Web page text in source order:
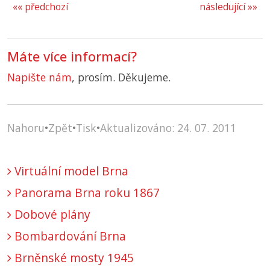
následující »»
«« předchozí
Máte více informací?
Napište nám, prosím. Děkujeme.
Nahoru•Zpět•Tisk•Aktualizováno: 24. 07. 2011
Virtuální model Brna
Panorama Brna roku 1867
Dobové plány
Bombardování Brna
Brněnské mosty 1945